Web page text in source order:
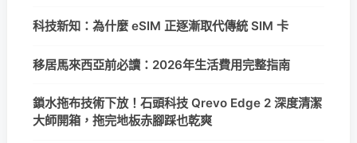
科技新知：為什麼 eSIM 正逐漸取代傳統 SIM 卡
移居馬來西亞前必讀：2026年生活費用完整指南
鎖水拖布技術下放！石頭科技 Qrevo Edge 2 深度清潔
大師開箱，拖完地板赤腳踩也乾爽